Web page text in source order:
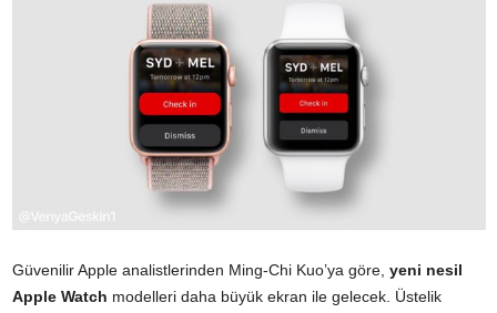
Güvenilir Apple analistlerinden Ming-Chi Kuo’ya göre, yeni nesil
Apple Watch modelleri daha büyük ekran ile gelecek. Üstelik